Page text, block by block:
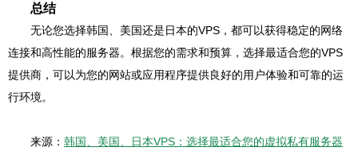
总结
无论您选择韩国、美国还是日本的VPS，都可以获得稳定的网络
连接和高性能的服务器。根据您的需求和预算，选择最适合您的VPS
提供商，可以为您的网站或应用程序提供良好的用户体验和可靠的运
行环境。
来源： 韩国、美国、日本VPS：选择最适合您的虚拟私有服务器